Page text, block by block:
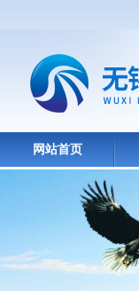
网站首页